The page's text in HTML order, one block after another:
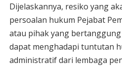
Dijelaskannya, resiko yang
persoalan hukum Pejabat
atau pihak yang
dapat menghadapi tuntutan
administratif dari lembaga